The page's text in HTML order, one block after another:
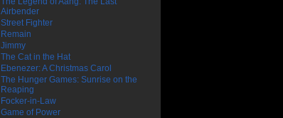
Airbender
Street Fighter
Remain
Jimmy
The Cat in the Hat
Ebenezer: A Christmas Carol
The Hunger Games: Sunrise on the
Reaping
Focker-in-Law
Game of Power